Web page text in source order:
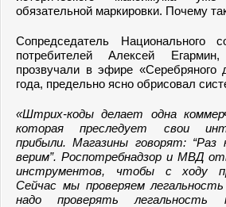
обязательной маркировки. Почему
Сопредседатель Национального
потребителей Алексей
прозвучали в эфире
года, предельно ясно обрисовал
«Штрих-коды делает одна
которая преследует свои
прибыли. Магазины говорят:
верим”. Роспотребнадзор и МВД
инструментов, чтобы с ходу
Сейчас мы проверяем
надо проверять